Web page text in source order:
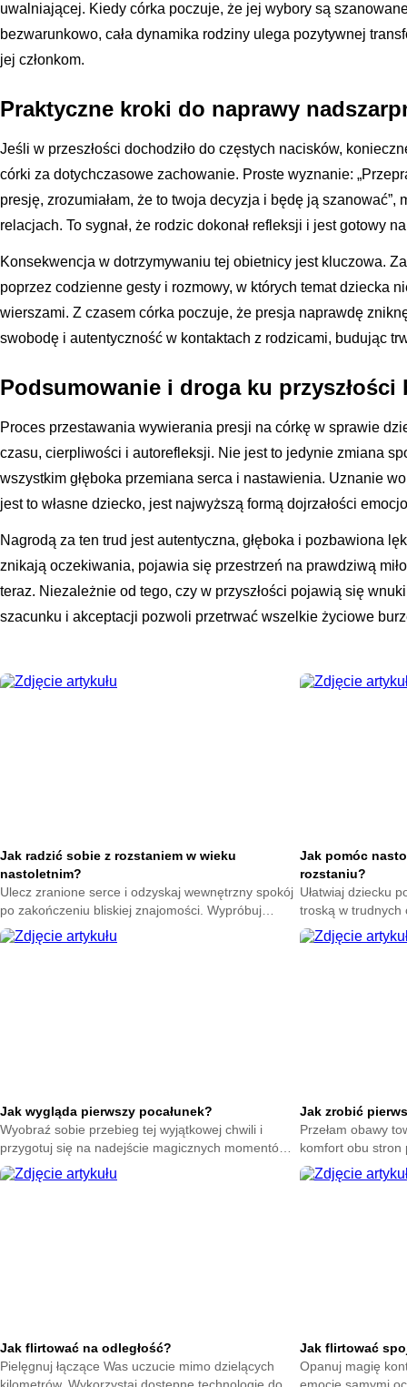
uwalniającej. Kiedy córka poczuje, że jej wybory są
bezwarunkowo, cała dynamika rodziny ulega pozytywnej
jej członkom.
Praktyczne kroki do naprawy
Jeśli w przeszłości dochodziło do częstych nacisków,
córki za dotychczasowe zachowanie. Proste wyznanie:
presję, zrozumiałam, że to twoja decyzja i będę ją
relacjach. To sygnał, że rodzic dokonał refleksji i jest gotowy
Konsekwencja w dotrzymywaniu tej obietnicy jest kluczowa.
poprzez codzienne gesty i rozmowy, w których temat dziecka
wierszami. Z czasem córka poczuje, że presja naprawdę
swobodę i autentyczność w kontaktach z rodzicami, budując
Podsumowanie i droga ku przyszłości
Proces przestawania wywierania presji na córkę w sprawie
czasu, cierpliwości i autorefleksji. Nie jest to jedynie zmiana
wszystkim głęboka przemiana serca i nastawienia. Uznanie
jest to własne dziecko, jest najwyższą formą dojrzałości
Nagrodą za ten trud jest autentyczna, głęboka i pozbawiona
znikają oczekiwania, pojawia się przestrzeń na prawdziwą
teraz. Niezależnie od tego, czy w przyszłości pojawią się
szacunku i akceptacji pozwoli przetrwać wszelkie życiowe
Jak radzić sobie z rozstaniem w wieku
nastoletnim?
Ulecz zranione serce i odzyskaj wewnętrzny spokój
po zakończeniu bliskiej znajomości. Wypróbuj
skuteczne techniki na poprawę nastroju każdego
dnia.
Jak pomóc
rozstaniu?
Ułatwiaj dziecku
troską w trudnych
sposoby na
Jak wygląda pierwszy pocałunek?
Wyobraź sobie przebieg tej wyjątkowej chwili i
przygotuj się na nadejście magicznych momentów.
Zrozum naturę intymnych gestów bez zbędnego
stresu.
Jak zrobić
Przełam obawy
komfort obu stron
Poczuj spokój
Jak flirtować na odległość?
Pielęgnuj łączące Was uczucie mimo dzielących
Jak flirtować
Opanuj magię